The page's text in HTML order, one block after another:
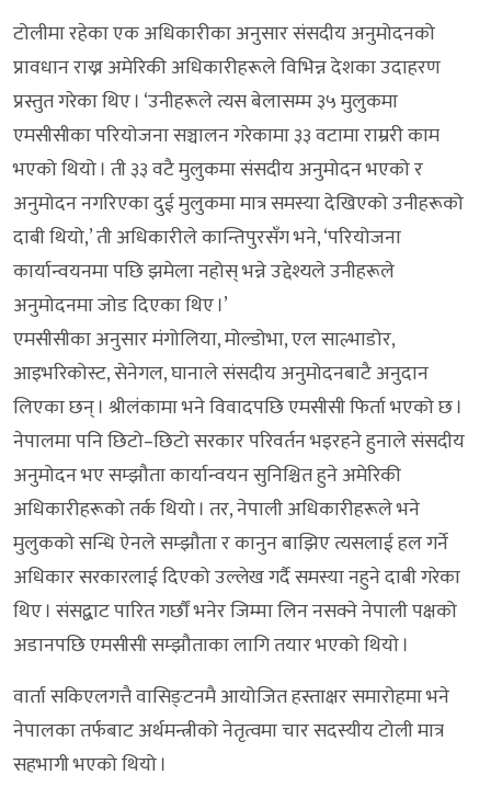
टोलीमा रहेका एक अधिकारीका अनुसार संसदीय अनुमोदनको
प्रावधान राख्न अमेरिकी अधिकारीहरूले विभिन्न देशका उदाहरण
प्रस्तुत गरेका थिए । ‘उनीहरूले त्यस बेलासम्म ३५ मुलुकमा
एमसीसीका परियोजना सञ्चालन गरेकामा ३३ वटामा राम्ररी काम
भएको थियो । ती ३३ वटै मुलुकमा संसदीय अनुमोदन भएको र
अनुमोदन नगरिएका दुई मुलुकमा मात्र समस्या देखिएको उनीहरूको
दाबी थियो,’ ती अधिकारीले कान्तिपुरसँग भने, ‘परियोजना
कार्यान्वयनमा पछि झमेला नहोस् भन्ने उद्देश्यले उनीहरूले
अनुमोदनमा जोड दिएका थिए ।’
एमसीसीका अनुसार मंगोलिया, मोल्डोभा, एल साल्भाडोर,
आइभरिकोस्ट, सेनेगल, घानाले संसदीय अनुमोदनबाटै अनुदान
लिएका छन् । श्रीलंकामा भने विवादपछि एमसीसी फिर्ता भएको छ ।
नेपालमा पनि छिटो–छिटो सरकार परिवर्तन भइरहने हुनाले संसदीय
अनुमोदन भए सम्झौता कार्यान्वयन सुनिश्चित हुने अमेरिकी
अधिकारीहरूको तर्क थियो । तर, नेपाली अधिकारीहरूले भने
मुलुकको सन्धि ऐनले सम्झौता र कानुन बाझिए त्यसलाई हल गर्ने
अधिकार सरकारलाई दिएको उल्लेख गर्दै समस्या नहुने दाबी गरेका
थिए । संसद्बाट पारित गर्छौं भनेर जिम्मा लिन नसक्ने नेपाली पक्षको
अडानपछि एमसीसी सम्झौताका लागि तयार भएको थियो ।
वार्ता सकिएलगत्तै वासिङ्टनमै आयोजित हस्ताक्षर समारोहमा भने
नेपालका तर्फबाट अर्थमन्त्रीको नेतृत्वमा चार सदस्यीय टोली मात्र
सहभागी भएको थियो ।